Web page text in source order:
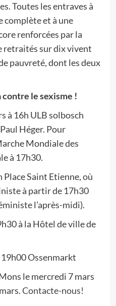
Toutes les entraves à
complète et à une
renforcées par la
retraités sur dix vivent
pauvreté, dont les deux
contre le sexisme !
à 16h ULB solbosch
Héger. Pour
Mondiale des
à 17h30.
Place Saint Etienne, où
à partir de 17h30
l’après-midi).
à la Hôtel de ville de
19h00 Ossenmarkt
le mercredi 7 mars
Contacte-nous!